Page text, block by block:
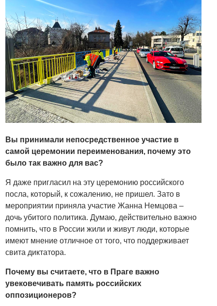
Вы принимали непосредственное участие в
самой церемонии переименования, почему это
было так важно для вас?
Я даже пригласил на эту церемонию российского
посла, который, к сожалению, не пришел. Зато в
мероприятии приняла участие Жанна Немцова –
дочь убитого политика. Думаю, действительно важно
помнить, что в России жили и живут люди, которые
имеют мнение отличное от того, что поддерживает
свита диктатора.
Почему вы считаете, что в Праге важно
увековечивать память российских
оппозиционеров?